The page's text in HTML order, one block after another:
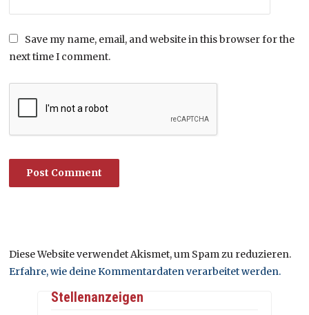
Save my name, email, and website in this browser for the
next time I comment.
Diese Website verwendet Akismet, um Spam zu reduzieren.
Erfahre, wie deine Kommentardaten verarbeitet werden.
Stellenanzeigen